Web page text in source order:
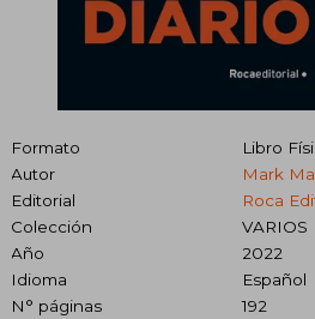
Formato
Libro
Autor
Mark
Editorial
Roca
Colección
VARIOS
Año
2022
Idioma
Español
N° páginas
192